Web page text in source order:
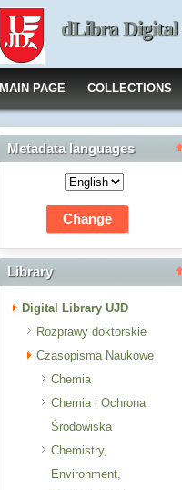
dLibra
MAIN PAGE COLLECTIONS
Metadata languages
Library
Digital Library UJD
Rozprawy doktorskie
Czasopisma Naukowe
Chemia
Chemia i Ochrona
Środowiska
Chemistry,
Environment,